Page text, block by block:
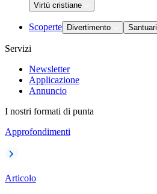
Virtù cristiane
Scoperte Divertimento Santuari
Servizi
Newsletter
Applicazione
Annuncio
I nostri formati di punta
Approfondimenti
Articolo